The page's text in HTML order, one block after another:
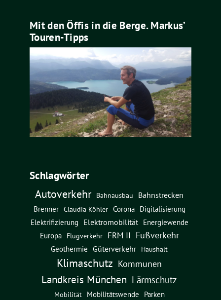
Mit den Öffis in die Berge. Markus’
Touren-Tipps
Schlagwörter
Autoverkehr Bahnausbau
Bahnstrecken
Brenner Claudia Köhler Corona
Digitalisierung
Elektrifizierung
Elektromobilität Energiewende
Europa Flugverkehr FRM II Fußverkehr
Geothermie Güterverkehr Haushalt
Klimaschutz Kommunen
Landkreis München Lärmschutz
Mobilität Mobilitätswende Parken